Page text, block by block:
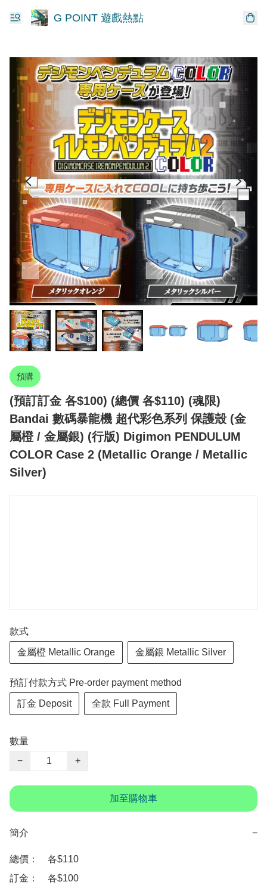
G POINT 遊戲熱點
預購
(預訂訂金 各$100) (總價 各$110) (魂限)
Bandai 數碼暴龍機 超代彩色系列 保護殼 (金
屬橙 / 金屬銀) (行版) Digimon PENDULUM
COLOR Case 2 (Metallic Orange / Metallic
Silver)
款式
金屬橙 Metallic Orange 金屬銀 Metallic Silver
預訂付款方式 Pre-order payment method
訂金 Deposit 全款 Full Payment
數量
−
+
加至購物車
簡介 −
總價：　各$110
訂金：　各$100